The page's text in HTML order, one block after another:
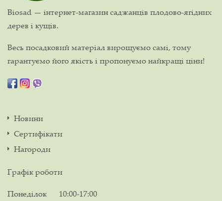
Biosad — інтернет-магазин саджанців плодово-ягідних
дерев і кущів.
Весь посадковий матеріал вирощуємо самі, тому
гарантуємо його якість і пропонуємо найкращі ціни!
Новини
Сертифікати
Нагороди
Графік роботи
Понеділок
10:00-17:00